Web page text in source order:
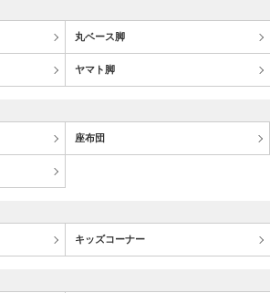
丸ベース脚
ヤマト脚
座布団
キッズコーナー